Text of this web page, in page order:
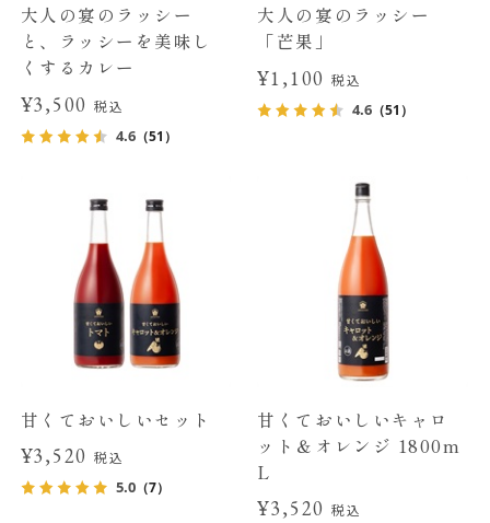
大人の宴のラッシー
と、ラッシーを美味し
くするカレー
¥3,500税込
4.6（51）
大人の宴のラッシー
「芒果」
¥1,100 税込
4.6 （51）
甘くておいしいセット
¥3,520税込
5.0（7）
甘くておいしいキャロ
ット＆オレンジ 1800m
L
¥3,520 税込